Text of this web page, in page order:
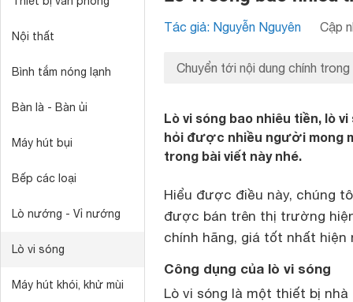
Nội thất
Bình tắm nóng lạnh
Bàn là - Bàn ủi
Máy hút bụi
Bếp các loại
Lò nướng - Vỉ nướng
Lò vi sóng
Máy hút khói, khử mùi
Tác giả: Nguyễn Nguyên Cập
Chuyển tới nội dung chính trong
Lò vi sóng bao nhiêu tiền, lò
hỏi được nhiều người mong
trong bài viết này nhé.
Hiểu được điều này, chúng
được bán trên thị trường
chính hãng, giá tốt nhất hiện
Công dụng của lò vi sóng
Lò vi sóng là một thiết bị